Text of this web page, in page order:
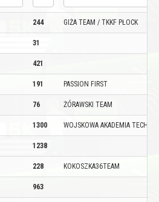
244 GIŻA TEAM / TKKF PŁOCK
31
421
191 PASSION FIRST
76 ŻÓRAWSKI TEAM
1300 WOJSKOWA AKADEMIA
1238
228 KOKOSZKA36TEAM
963